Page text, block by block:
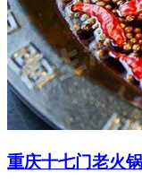
重庆十七门老火